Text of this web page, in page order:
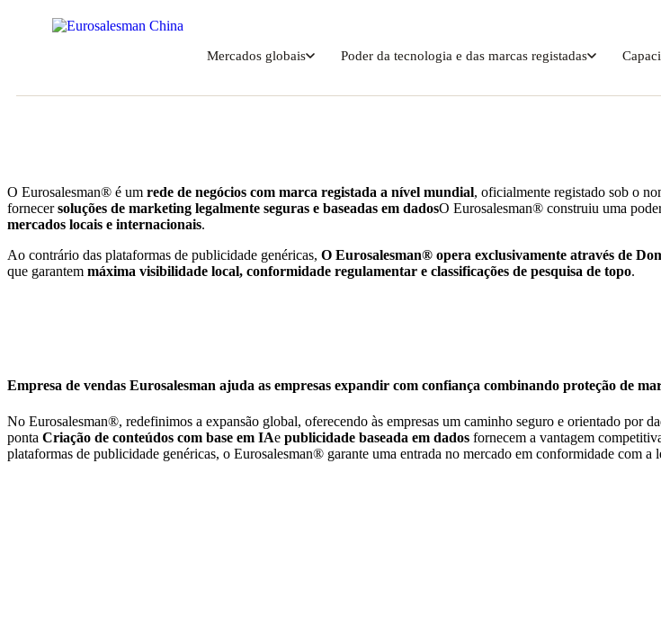
Mercados globais Poder da tecnologia e das marcas registadas
O Eurosalesman® é um rede de negócios com marca registada a nível mundial, oficialmente registado sob o
fornecersoluções de marketing legalmente seguras e baseadas em dadosO Eurosalesman® construiu uma
mercados locais e internacionais.
Ao contrário das plataformas de publicidade genéricas, O Eurosalesman® opera exclusivamente através de
que garantem máxima visibilidade local, conformidade regulamentar e classificações de pesquisa de topo.
Empresa de vendas Eurosalesman ajuda as empresas expandir com confiança combinando proteção de
No Eurosalesman®, redefinimos a expansão global, oferecendo às empresas um caminho seguro e orientado por
ponta Criação de conteúdos com base em IAe publicidade baseada em dados fornecem a vantagem
plataformas de publicidade genéricas, o Eurosalesman® garante uma entrada no mercado em conformidade com